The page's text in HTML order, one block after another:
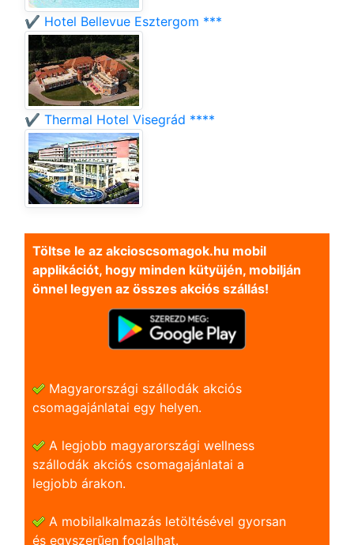
✔️ Hotel Bellevue Esztergom ***
✔️ Thermal Hotel Visegrád ****
Töltse le az akcioscsomagok.hu mobil
applikációt, hogy minden kütyüjén, mobilján
önnel legyen az összes akciós szállás!
Magyarországi szállodák akciós
csomagajánlatai egy helyen.
A legjobb magyarországi wellness
szállodák akciós csomagajánlatai a
legjobb árakon.
A mobilalkalmazás letöltésével gyorsan
és egyszerũen foglalhat.